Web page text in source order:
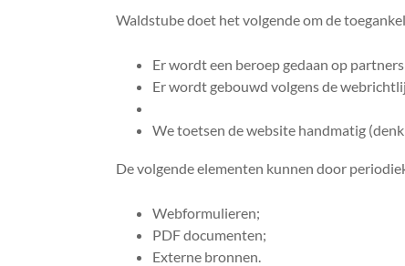
Waldstube doet het volgende om de
Er wordt een beroep gedaan op
Er wordt gebouwd volgens de
We toetsen de website handmatig
De volgende elementen kunnen door
Webformulieren;
PDF documenten;
Externe bronnen.